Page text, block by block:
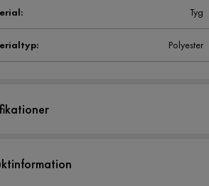
: Tyg
: Polyester